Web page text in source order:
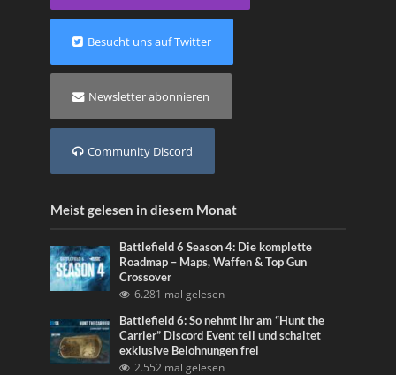
Besucht uns auf Twitter
Newsletter abonnieren
Community Discord
Meist gelesen in diesem Monat
Battlefield 6 Season 4: Die komplette
Roadmap – Maps, Waffen & Top Gun
Crossover
6.281 mal gelesen
Battlefield 6: So nehmt ihr am “Hunt the
Carrier” Discord Event teil und schaltet
exklusive Belohnungen frei
2.552 mal gelesen